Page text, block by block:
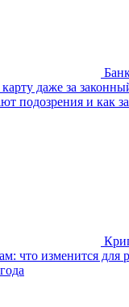
карту даже за
подозрения и как
что изменится для